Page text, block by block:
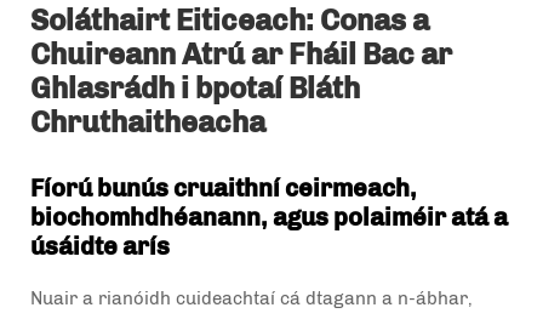
Soláthairt Eiticeach: Conas a
Chuireann Atrú ar Fháil Bac ar
Ghlasrádh i bpotaí Bláth
Chruthaitheacha
Fíorú bunús cruaithní ceirmeach,
biochomhdhéanann, agus polaiméir atá a
úsáidte arís
Nuair a rianóidh cuideachtaí cá dtagann a n-ábhar,